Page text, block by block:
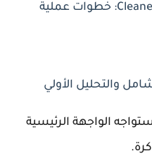
كيفية استخدام Cleaner Toolbox: خطوات عملية
والتحليل الأولي
الواجهة الرئيسية